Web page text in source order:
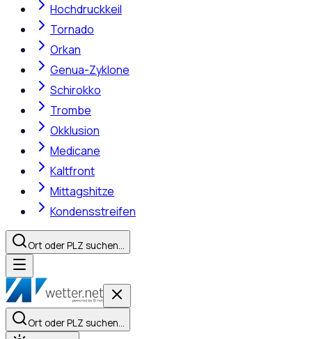
Hochdruckkeil
Tornado
Orkan
Genua-Zyklone
Schirokko
Trombe
Okklusion
Medicane
Kaltfront
Mittagshitze
Kondensstreifen
Ort oder PLZ suchen…
Ort oder PLZ suchen…